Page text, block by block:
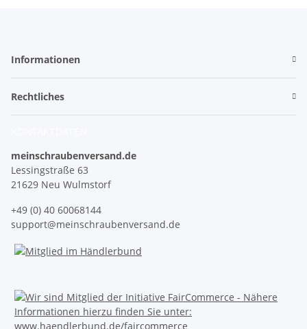
Informationen
Rechtliches
meinschraubenversand.de
Lessingstraße 63
21629 Neu Wulmstorf
+49 (0) 40 60068144
support@meinschraubenversand.de